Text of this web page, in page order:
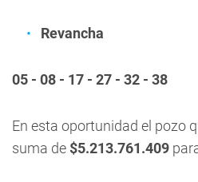
Revancha
05 - 08 - 17 - 27 - 32 - 38
En esta oportunidad el pozo
suma de $5.213.761.409